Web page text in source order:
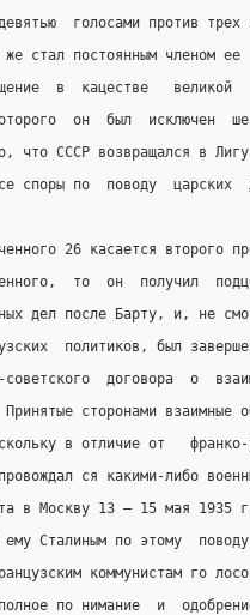
голосами против
же стал постоянным членом
в  кацестве   великой
он  был  исключен
что СССР возвращался в
споры по  поводу  царских
26 касается второго
то  он  получил
дел после Барту, и, не
политиков, был
договора  о
сторонами взаимные
в отличие от
ся какими-либо
в Москву 13 – 15 мая
ему Сталиным по этому
коммунистам го
по нимание  и